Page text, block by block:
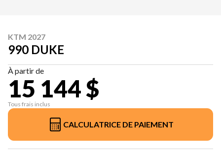
KTM 2027
990 DUKE
À partir de
15 144 $
Tous frais inclus
CALCULATRICE DE PAIEMENT